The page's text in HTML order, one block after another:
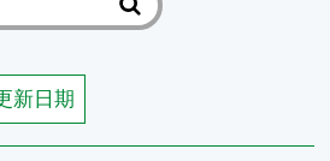
新日期